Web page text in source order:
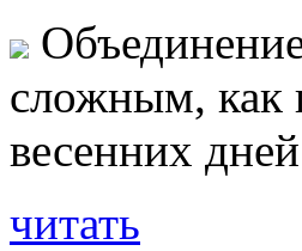
сложным, как
весенних
читать